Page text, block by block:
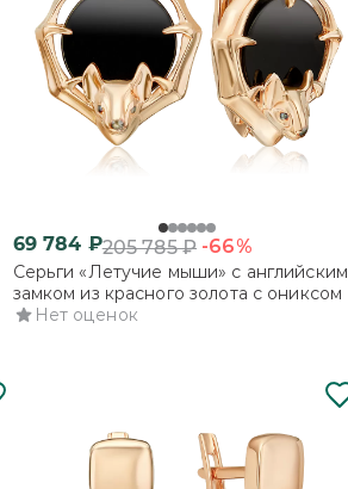
69 784 ₽205 785₽ -66%
Серьги «Летучие мыши» с английским
замком из красного золота с ониксом
Нет оценок